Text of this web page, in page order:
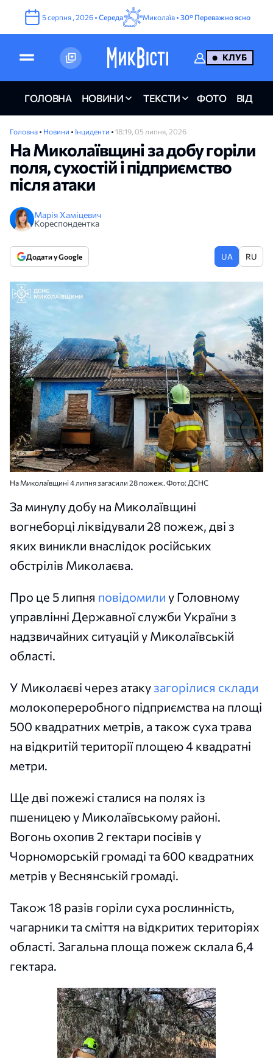
5серпня , 2026 • Середа Миколаїв • 30° Переважно ясно
КЛУБ
ГОЛОВНА НОВИНИ ТЕКСТИ ФОТО ВІДЕО
Головна • Новини • Інциденти • 18:19, 05 липня, 2026
На Миколаївщині за добу горіли
поля, сухостій і підприємство
після атаки
Марія Хаміцевич
Кореспондентка
Додати у Google UA RU
На Миколаївщині 4 липня загасили 28 пожеж. Фото: ДСНС
За минулу добу на Миколаївщині
вогнеборці ліквідували 28 пожеж, дві з
яких виникли внаслідок російських
обстрілів Миколаєва.
Про це 5 липня повідомили у Головному
управлінні Державної служби України з
надзвичайних ситуацій у Миколаївській
області.
У Миколаєві через атаку загорілися склади
молокопереробного підприємства на площі
500 квадратних метрів, а також суха трава
на відкритій території площею 4 квадратні
метри.
Ще дві пожежі сталися на полях із
пшеницею у Миколаївському районі.
Вогонь охопив 2 гектари посівів у
Чорноморській громаді та 600 квадратних
метрів у Веснянській громаді.
Також 18 разів горіли суха рослинність,
чагарники та сміття на відкритих територіях
області. Загальна площа пожеж склала 6,4
гектара.